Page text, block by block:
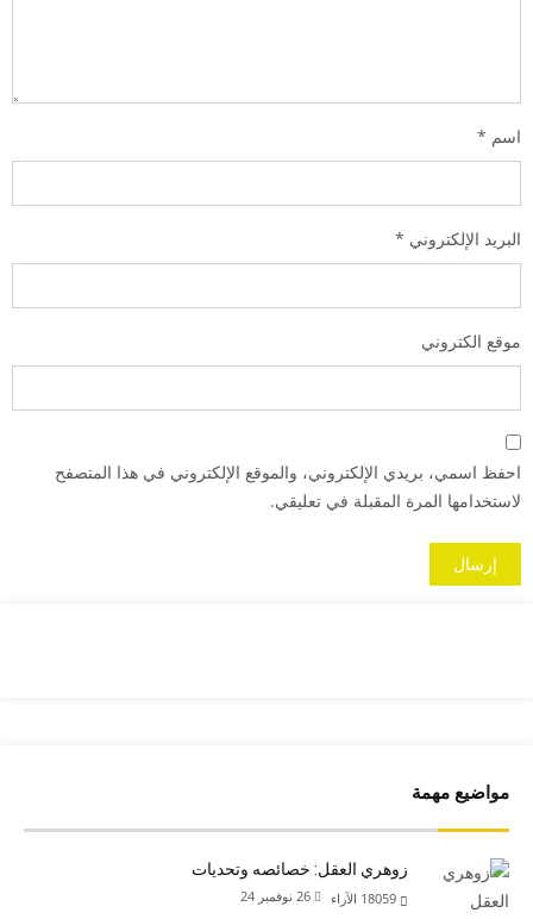
اسم *
البريد الإلكتروني *
موقع الكتروني
احفظ اسمي، بريدي الإلكتروني، والموقع الإلكتروني في هذا المتصفح
لاستخدامها المرة المقبلة في تعليقي.
مواضيع مهمة
زوهري العقل: خصائصه وتحديات
26 نوفمبر 24 الآراء